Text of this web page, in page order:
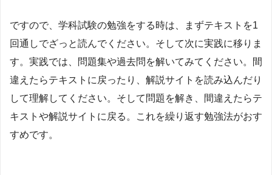
ですので、学科試験の勉強をする時は、まずテキストを1
回通しでざっと読んでください。そして次に実践に移りま
す。実践では、問題集や過去問を解いてみてください。間
違えたらテキストに戻ったり、解説サイトを読み込んだり
して理解してください。そして問題を解き、間違えたらテ
キストや解説サイトに戻る。これを繰り返す勉強法がおす
すめです。